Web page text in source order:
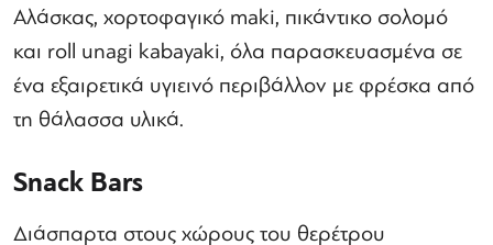
Αλάσκας, χορτοφαγικό maki, πικάντικο σολομό
και roll unagi kabayaki, όλα παρασκευασμένα σε
ένα εξαιρετικά υγιεινό περιβάλλον με φρέσκα από
τη θάλασσα υλικά.
Snack Bars
Διάσπαρτα στους χώρους του θερέτρου